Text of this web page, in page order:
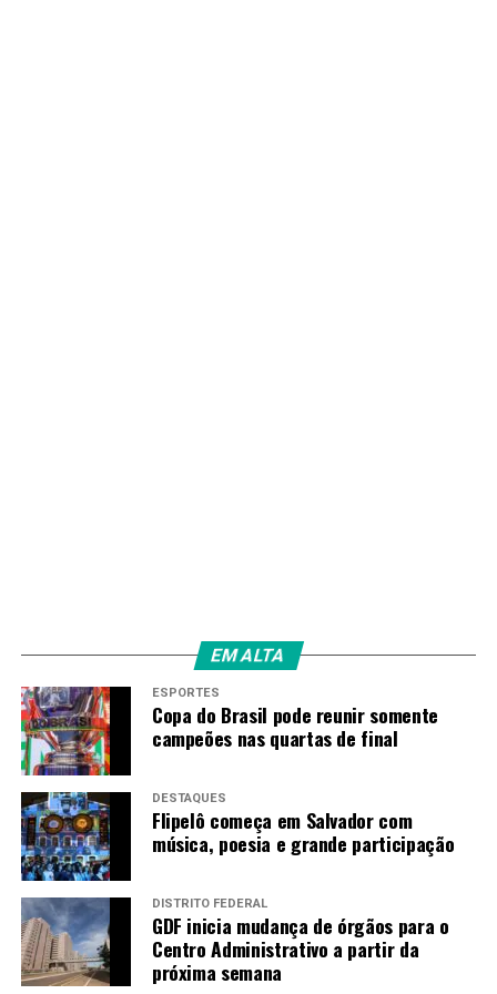
EM ALTA
ESPORTES
Copa do Brasil pode reunir somente
campeões nas quartas de final
DESTAQUES
Flipelô começa em Salvador com
música, poesia e grande participação
DISTRITO FEDERAL
GDF inicia mudança de órgãos para o
Centro Administrativo a partir da
próxima semana